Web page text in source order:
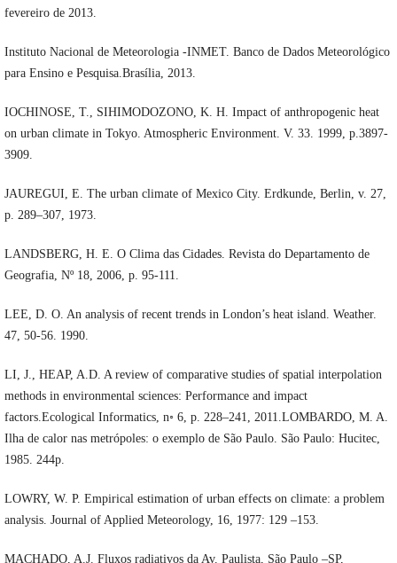
fevereiro de 2013.
Instituto Nacional de Meteorologia -INMET. Banco de Dados Meteorológico
para Ensino e Pesquisa.Brasília, 2013.
IOCHINOSE, T., SIHIMODOZONO, K. H. Impact of anthropogenic heat
on urban climate in Tokyo. Atmospheric Environment. V. 33. 1999, p.3897-
3909.
JAUREGUI, E. The urban climate of Mexico City. Erdkunde, Berlin, v. 27,
p. 289–307, 1973.
LANDSBERG, H. E. O Clima das Cidades. Revista do Departamento de
Geografia, Nº 18, 2006, p. 95-111.
LEE, D. O. An analysis of recent trends in London’s heat island. Weather.
47, 50-56. 1990.
LI, J., HEAP, A.D. A review of comparative studies of spatial interpolation
methods in environmental sciences: Performance and impact
factors.Ecological Informatics, n◦ 6, p. 228–241, 2011.LOMBARDO, M. A.
Ilha de calor nas metrópoles: o exemplo de São Paulo. São Paulo: Hucitec,
1985. 244p.
LOWRY, W. P. Empirical estimation of urban effects on climate: a problem
analysis. Journal of Applied Meteorology, 16, 1977: 129 –153.
MACHADO, A.J. Fluxos radiativos da Av. Paulista, São Paulo –SP,